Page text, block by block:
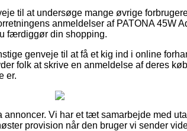
til at undersøge mange øvrige
anmeldelser af PATONA 45W
færdiggør din shopping.
genveje til at få et kig ind i online
folk at skrive en anmeldelse af deres
er.
Vi har et tæt samarbejde med
provision når den bruger vi sender